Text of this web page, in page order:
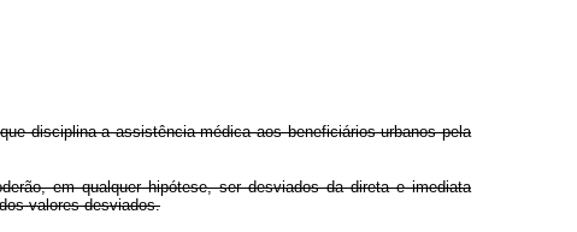
disciplina a assistência médica aos beneficiários urbanos pela
em qualquer hipótese, ser desviados da direta e imediata
valores desviados.